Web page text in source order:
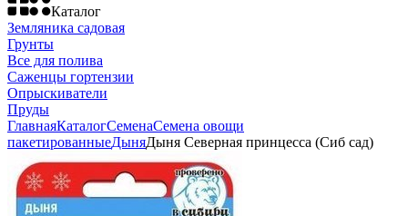
Каталог
Земляника садовая
Грунты
Все для полива
Саженцы гортензии
Опрыскиватели
Пруды
ГлавнаяКаталогСеменаСемена овощи
пакетированныеДыняДыня Северная принцесса (Сиб сад)